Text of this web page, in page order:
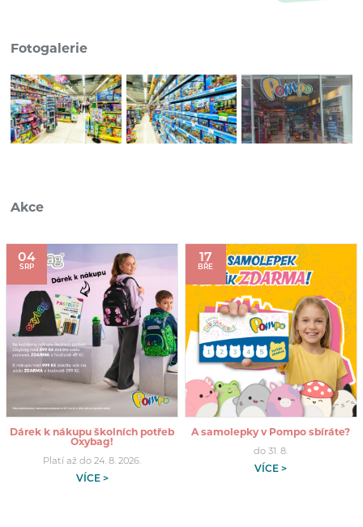
Fotogalerie
Akce
04
SRP
Dárek k nákupu školních potřeb
Oxybag!
Platí až do 24. 8. 2026.
VÍCE >
17
BŘE
A samolepky v Pompo sbíráte?
do 31. 8.
VÍCE >